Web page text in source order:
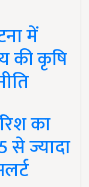
में
की कृषि
का
से ज्यादा